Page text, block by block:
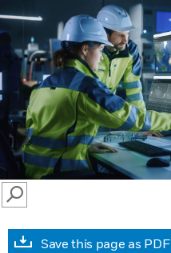
SEARCH
Save this page as PDF